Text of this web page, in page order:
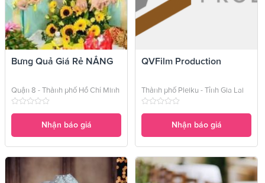
Bưng Quả Giá Rẻ NẮNG
Quận 8 - Thành phố Hồ Chí Minh
Nhận báo giá
QVFilm Production
Thành phố Pleiku - Tỉnh Gia Lai
Nhận báo giá